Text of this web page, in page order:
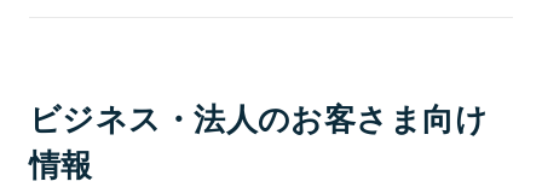
ビジネス・法人のお客さま向け
情報